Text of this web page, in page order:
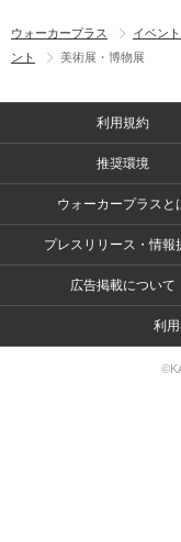
ウォーカープラス イベント
ント
美術展・博物展
利用規約
推奨環境
ウォーカープラスと
プレスリリース・情報
広告掲載について
利